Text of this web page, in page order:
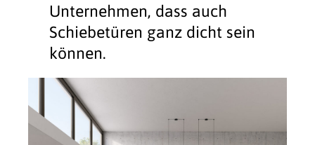
Unternehmen, dass auch
Schiebetüren ganz dicht sein
können.